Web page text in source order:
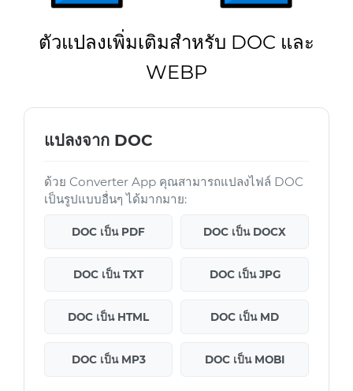
ตัวแปลงเพิ่มเติมสำหรับ DOC และ
WEBP
แปลงจาก DOC
ด้วย Converter App คุณสามารถแปลงไฟล์ DOC
เป็นรูปแบบอื่นๆ ได้มากมาย:
DOC เป็น PDF DOC เป็น DOCX
DOC เป็น TXT DOC เป็น JPG
DOC เป็น HTML DOC เป็น MD
DOC เป็น MP3 DOC เป็น MOBI